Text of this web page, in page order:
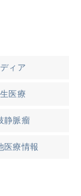
ディア
医療
静脈瘤
医療情報